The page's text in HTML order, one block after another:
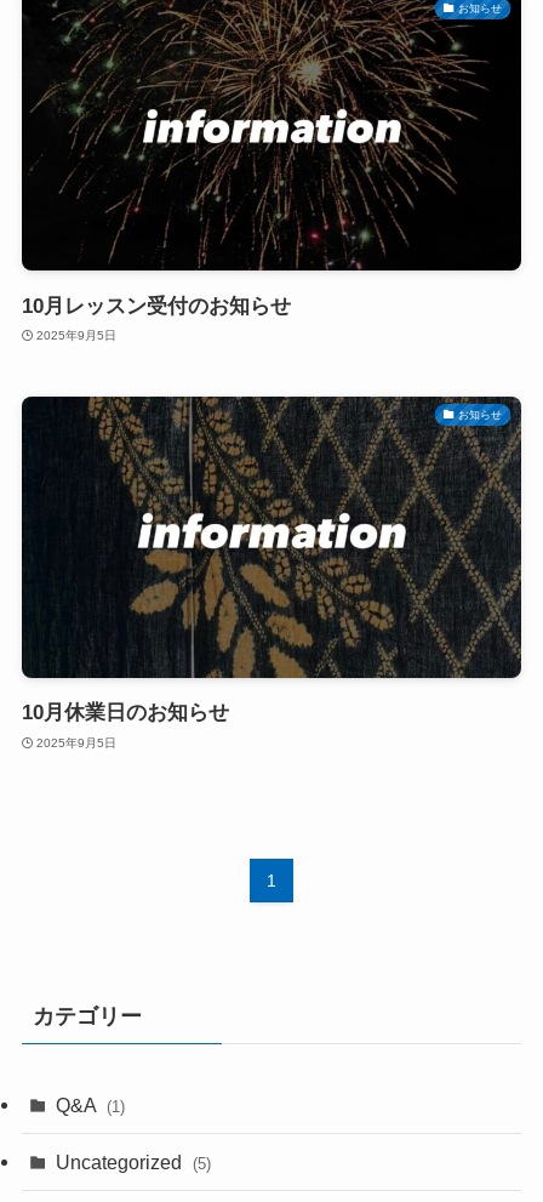
お知らせ
10月レッスン受付のお知らせ
2025年9月5日
お知らせ
10月休業日のお知らせ
2025年9月5日
1
カテゴリー
Q&A (1)
Uncategorized (5)